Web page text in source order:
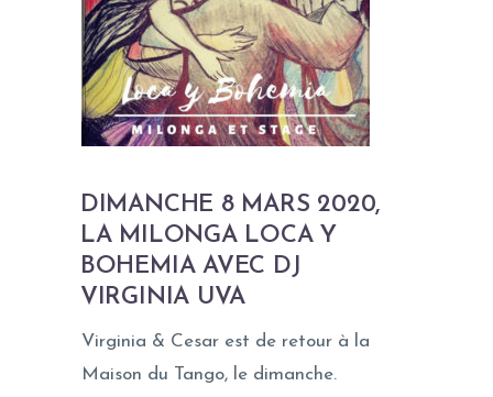
DIMANCHE 8 MARS 2020,
LA MILONGA LOCA Y
BOHEMIA AVEC DJ
VIRGINIA UVA
Virginia & Cesar est de retour à la
Maison du Tango, le dimanche.